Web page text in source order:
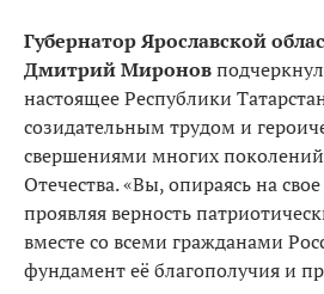
Губернатор Ярославской
Дмитрий Миронов
настоящее Республики
созидательным трудом и
свершениями многих
Отечества. «Вы, опираясь на
проявляя верность
вместе со всеми гражданами
фундамент её благополучия и